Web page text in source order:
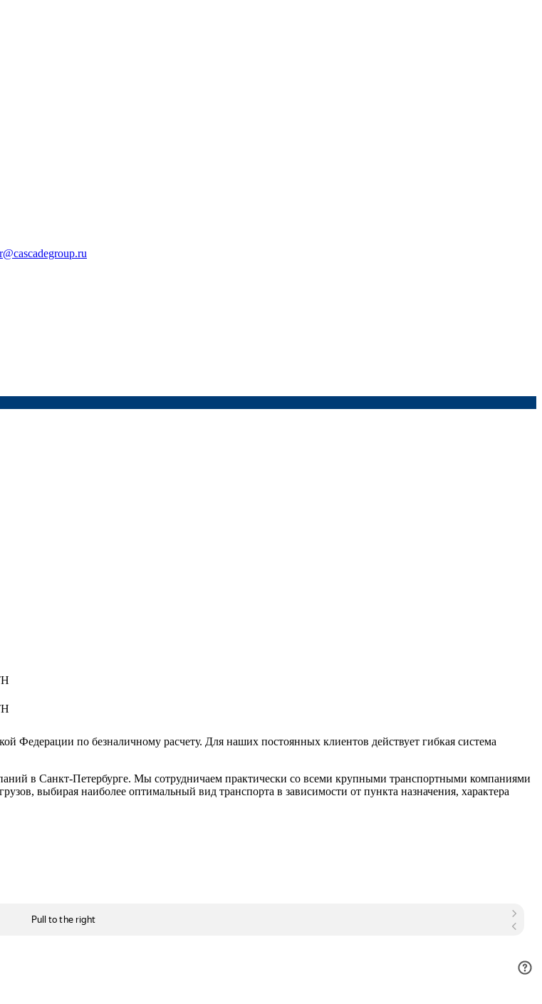
Федерации по безналичному расчету. Для наших постоянных клиентов действует гибкая система
в Санкт-Петербурге. Мы сотрудничаем практически со всеми крупными транспортными компаниями
выбирая наиболее оптимальный вид транспорта в зависимости от пункта назначения, характера